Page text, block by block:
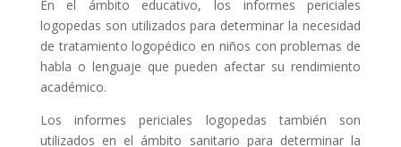
En el ámbito educativo, los informes periciales
logopedas son utilizados para determinar la necesidad
de tratamiento logopédico en niños con problemas de
habla o lenguaje que pueden afectar su rendimiento
académico.
Los informes periciales logopedas también son
utilizados en el ámbito sanitario para determinar la